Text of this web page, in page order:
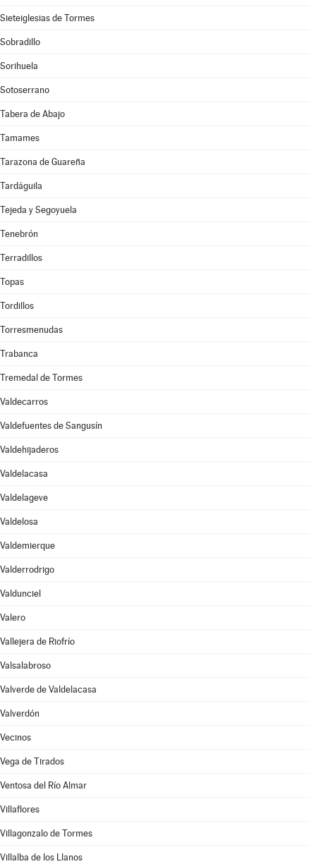
Sieteiglesias de Tormes
Sobradillo
Sorihuela
Sotoserrano
Tabera de Abajo
Tamames
Tarazona de Guareña
Tardáguila
Tejeda y Segoyuela
Tenebrón
Terradillos
Topas
Tordillos
Torresmenudas
Trabanca
Tremedal de Tormes
Valdecarros
Valdefuentes de Sangusín
Valdehijaderos
Valdelacasa
Valdelageve
Valdelosa
Valdemierque
Valderrodrigo
Valdunciel
Valero
Vallejera de Riofrío
Valsalabroso
Valverde de Valdelacasa
Valverdón
Vecinos
Vega de Tirados
Ventosa del Río Almar
Villaflores
Villagonzalo de Tormes
Villalba de los Llanos